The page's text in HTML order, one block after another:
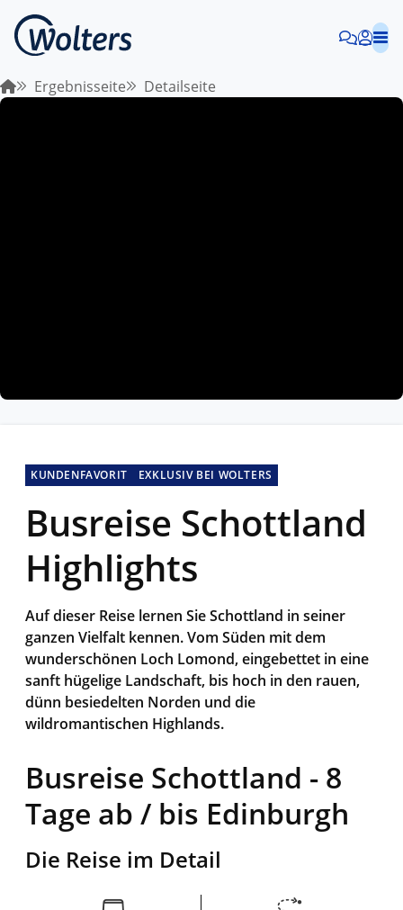
Ergebnisseite Detailseite
KUNDENFAVORIT EXKLUSIV BEI WOLTERS
Busreise Schottland
Highlights
Auf dieser Reise lernen Sie Schottland in seiner
ganzen Vielfalt kennen. Vom Süden mit dem
wunderschönen Loch Lomond, eingebettet in eine
sanft hügelige Landschaft, bis hoch in den rauen,
dünn besiedelten Norden und die
wildromantischen Highlands.
Busreise Schottland - 8
Tage ab / bis Edinburgh
Die Reise im Detail